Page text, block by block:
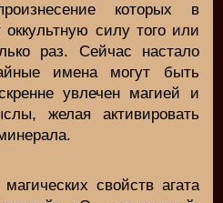
которых в
силу того или
раз. Сейчас настало
имена могут быть
увлечен магией и
желая активировать
свойств агата